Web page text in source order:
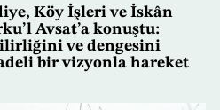
Köy İşleri ve İskân
Avsat’a konuştu:
ve dengesini
bir vizyonla hareket